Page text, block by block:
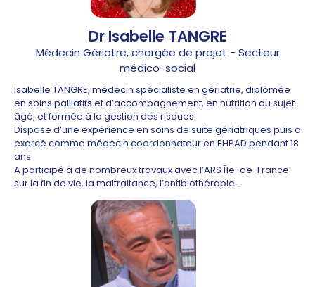
Dr Isabelle TANGRE
Médecin Gériatre, chargée de projet - Secteur
médico-social
Isabelle TANGRE, médecin spécialiste en gériatrie, diplômée
en soins palliatifs et d’accompagnement, en nutrition du sujet
âgé, et formée à la gestion des risques.
Dispose d’une expérience en soins de suite gériatriques puis a
exercé comme médecin coordonnateur en EHPAD pendant 18
ans.
A participé à de nombreux travaux avec l’ARS Île-de-France
sur la fin de vie, la maltraitance, l’antibiothérapie…